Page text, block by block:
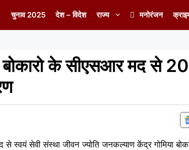
चुनाव 2025 देश – विदेश राज्य मनोरंजन
बोकारो के सीएसआर मद से 20
स्वयं सेवी संस्था जीवन ज्योति जनकल्याण केंद्र गोमिया